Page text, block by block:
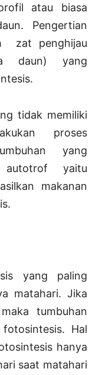
atau biasa
Pengertian
zat penghijau
daun) yang
tidak memiliki
proses
yang
yaitu
makanan
yang paling
matahari. Jika
tumbuhan
Hal
hanya
saat matahari